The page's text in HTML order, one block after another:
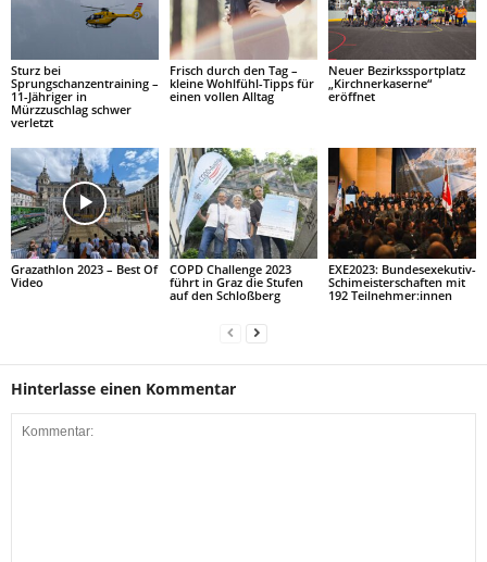
Sturz bei
Sprungschanzentraining –
11-Jähriger in
Mürzzuschlag schwer
verletzt
Frisch durch den Tag –
kleine Wohlfühl-Tipps für
einen vollen Alltag
Neuer Bezirkssportplatz
„Kirchnerkaserne“
eröffnet
Grazathlon 2023 – Best Of
Video
COPD Challenge 2023
führt in Graz die Stufen
auf den Schloßberg
EXE2023: Bundesexekutiv-
Schimeisterschaften mit
192 Teilnehmer:innen
Hinterlasse einen Kommentar